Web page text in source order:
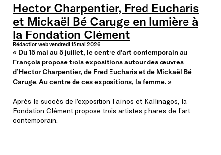
Hector Charpentier, Fred Eucharis
et Mickaël Bé Caruge en lumière à
la Fondation Clément
Rédaction webvendredi 15 mai 2026
« Du 15 mai au 5 juillet, le centre d’art contemporain au
François propose trois expositions autour des œuvres
d’Hector Charpentier, de Fred Eucharis et de Mickaël Bé
Caruge. Au centre de ces expositions, la femme. »
Après le succès de l’exposition Taïnos et Kallinagos, la
Fondation Clément propose trois artistes phares de l’art
contemporain.